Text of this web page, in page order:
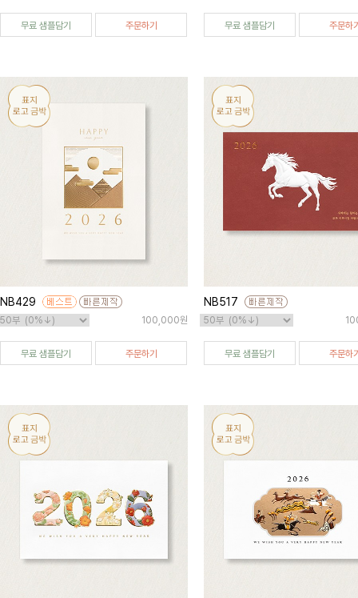
무료 샘플담기 주문하기 무료 샘플담기 주문하
NB429
100,000원
무료 샘플담기 주문하기
NB517
무료 샘플담기 주문하